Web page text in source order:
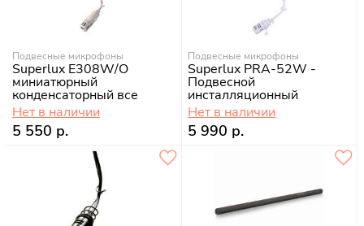
Подвесные микрофоны
Superlux E308W/O
миниатюрный
конденсаторный все
Нет в наличии
5 550 р.
Подвесные микрофоны
Superlux PRA-52W -
Подвесной
инсталляционный
конденсаторный
микрофон
Нет в наличии
5 990 р.